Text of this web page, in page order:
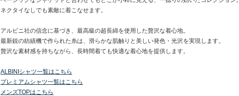
ネクタイなしでも素敵に着こなせます。
アルビニ社の信念に基づき、最高級の超長綿を使用した贅沢な着心地。
最新鋭の紡績機で作られた糸は、滑らかな肌触りと美しい発色・光沢を実現します。
贅沢な素材感を持ちながら、長時間着ても快適な着心地を提供します。
ALBINIシャツ一覧はこちら
プレミアムシャツ一覧はこちら
メンズTOPはこちら